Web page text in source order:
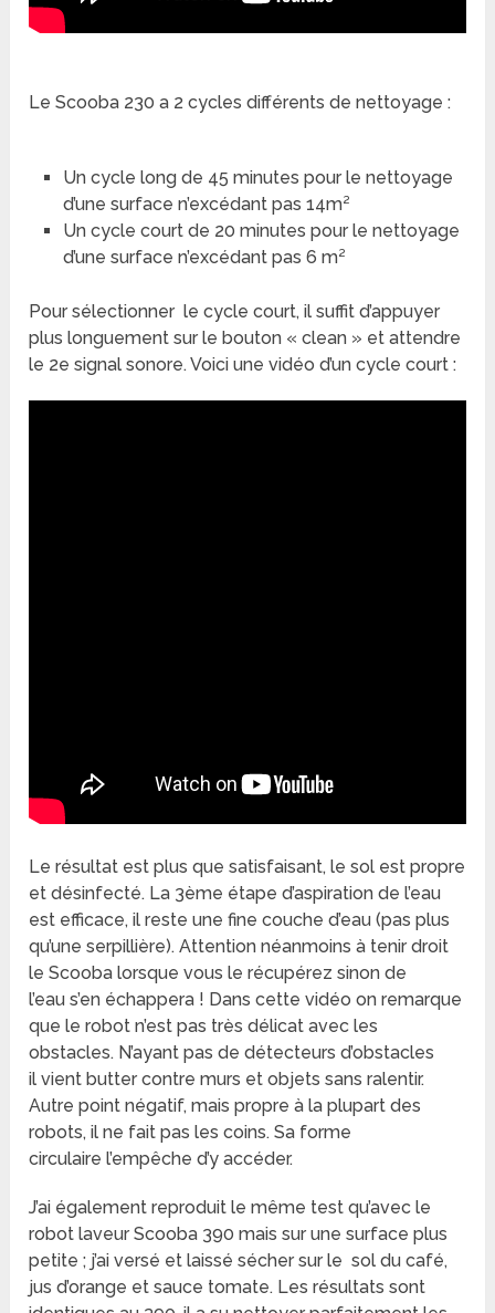
Le Scooba 230 a 2 cycles différents de nettoyage :
Un cycle long de 45 minutes pour le nettoyage
d’une surface n’excédant pas 14m²
Un cycle court de 20 minutes pour le nettoyage
d’une surface n’excédant pas 6 m²
Pour sélectionner le cycle court, il suffit d’appuyer
plus longuement sur le bouton « clean » et attendre
le 2e signal sonore. Voici une vidéo d’un cycle court :
Le résultat est plus que satisfaisant, le sol est propre
et désinfecté. La 3ème étape d’aspiration de l’eau
est efficace, il reste une fine couche d’eau (pas plus
qu’une serpillière). Attention néanmoins à tenir droit
le Scooba lorsque vous le récupérez sinon de
l’eau s’en échappera ! Dans cette vidéo on remarque
que le robot n’est pas très délicat avec les
obstacles. N’ayant pas de détecteurs d’obstacles
il vient butter contre murs et objets sans ralentir.
Autre point négatif, mais propre à la plupart des
robots, il ne fait pas les coins. Sa forme
circulaire l’empêche d’y accéder.
J’ai également reproduit le même test qu’avec le
robot laveur Scooba 390 mais sur une surface plus
petite ; j’ai versé et laissé sécher sur le sol du café,
jus d’orange et sauce tomate. Les résultats sont